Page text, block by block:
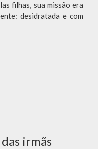
filhas, sua missão era
desidratada e com
irmãs